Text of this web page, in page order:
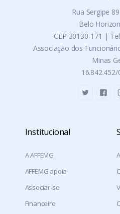
・Igaratinga
・Itaguara
・Itamogi
・Leandro Ferreira
・Martinho Campos
・Mateus Leme
・Moema
・Monte Santo de Minas
Rua Sergipe
Belo
CEP 30130-171 |
Associação dos
Minas
Institucional
A AFFEMG
AFFEMG apoia
Associar-se
Financeiro